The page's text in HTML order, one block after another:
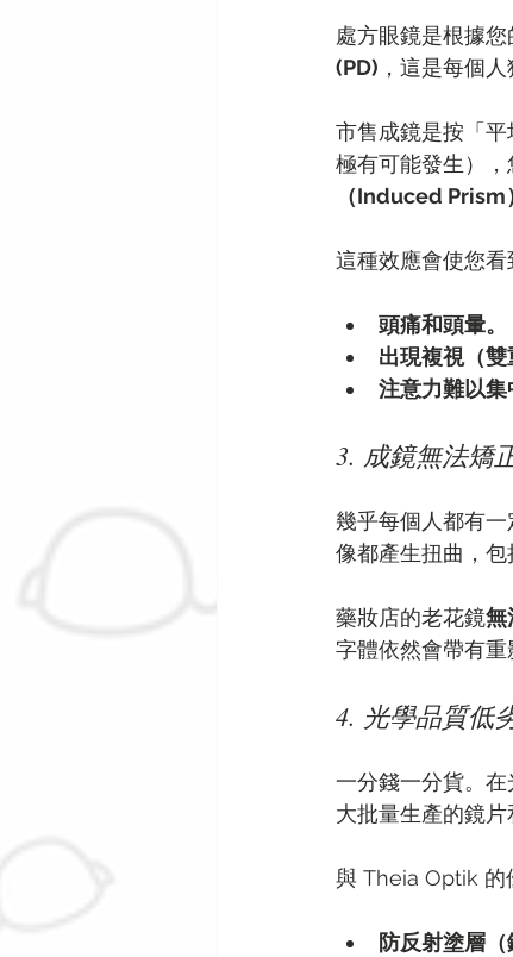
處方眼鏡是根據
(PD) ，這是每個
市售成鏡是按「
極有可能發生）
（Induced Prism
這種效應會使您
頭痛和頭暈。
出現複視（雙
注意力難以集
3. 成鏡無法矯
幾乎每個人都有一
像都產生扭曲，包
藥妝店的老花鏡無
字體依然會帶有重
4. 光學品質低
一分錢一分貨。在
大批量生產的鏡片
與 Theia Optik 的
防反射塗層（